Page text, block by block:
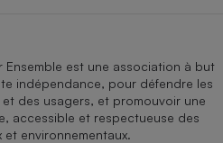
Ensemble est une association à but
indépendance, pour défendre les
des usagers, et promouvoir une
accessible et respectueuse des
et environnementaux.